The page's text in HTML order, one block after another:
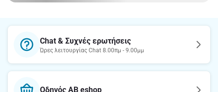
Chat & Συχνές ερωτήσεις
Ώρες λειτουργίας Chat 8.00πμ - 9.00μμ
Οδηγός AB eshop